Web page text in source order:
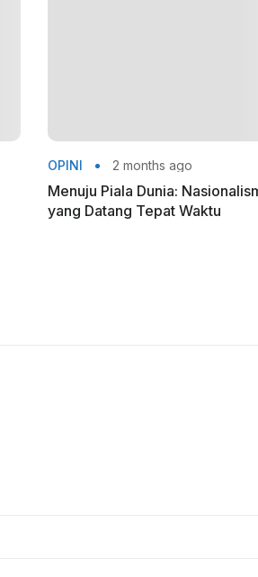
OPINI 2 months ago
Menuju Piala Dunia:
yang Datang Tepat Waktu